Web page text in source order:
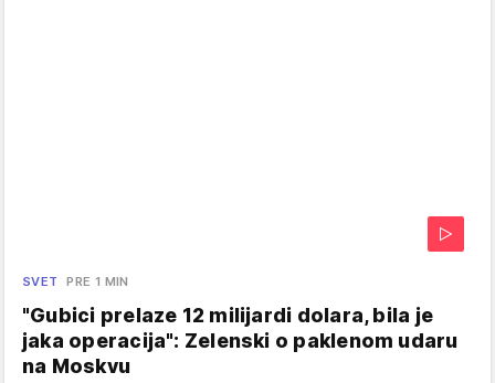
SVET PRE 1 MIN
"Gubici prelaze 12 milijardi dolara, bila je
jaka operacija": Zelenski o paklenom udaru
na Moskvu